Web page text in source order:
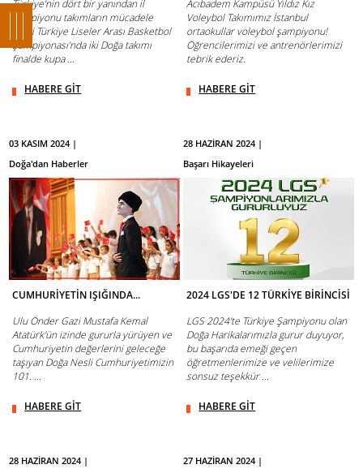
Türkiye’nin dört bir yanından il
şampiyonu takımların mücadele
ettiği Türkiye Liseler Arası Basketbol
Şampiyonası’nda iki Doğa takımı
finalde kupa ...
HABERE GİT
Acıbadem Kampüsü Yıldız Kız
Voleybol Takımımız İstanbul
ortaokullar voleybol şampiyonu!
Öğrencilerimizi ve antrenörlerimizi
tebrik ederiz.
HABERE GİT
03 KASIM 2024 |
Doğa'dan Haberler
CUMHURİYETİN IŞIĞINDA...
Ulu Önder Gazi Mustafa Kemal
Atatürk'ün izinde gururla yürüyen ve
Cumhuriyetin değerlerini geleceğe
taşıyan Doğa Nesli Cumhuriyetimizin
101. ...
HABERE GİT
28 HAZİRAN 2024 |
Başarı Hikayeleri
2024 LGS'DE 12 TÜRKİYE BİRİNCİSİ
LGS 2024'te Türkiye Şampiyonu olan
Doğa Harikalarımızla gurur duyuyor,
bu başarıda emeği geçen
öğretmenlerimize ve velilerimize
sonsuz teşekkür ...
HABERE GİT
28 HAZİRAN 2024 |
27 HAZİRAN 2024 |